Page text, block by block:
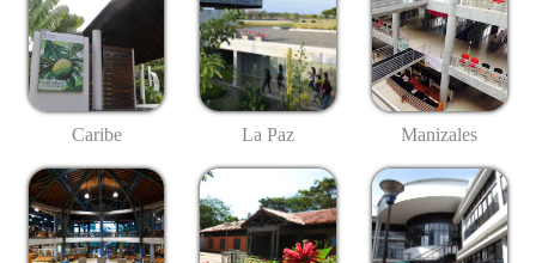
Caribe La Paz Manizales